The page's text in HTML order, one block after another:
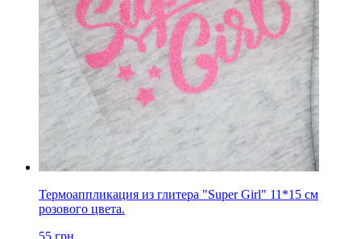
Термоаппликация из глитера "Super Girl" 11*15 см
розового цвета.
55 грн